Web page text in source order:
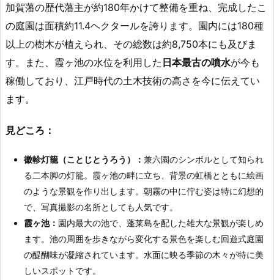
加賀藩の歴代藩主が約180年かけて整備を重ね、完成したこ
の庭園は面積約11.4ヘクタールを誇ります。園内には180種
以上の樹木が植えられ、その総数は約8,750本にも及びま
す。また、霞ヶ池の水位を利用した 日本最古の噴水が今も
稼働しており、江戸時代の土木技術の高さを今に伝えてい
ます。
見どころ：
徽軫灯籠（ことじとうろう）： 兼六園のシンボルとして知られ
る二本脚の灯籠。霞ヶ池の畔に立ち、背景の虹橋とともに絵画
のような景観を作り出します。朝霧の中に佇む姿は特に幻想的
で、写真撮影の名所としても人気です。
霞ヶ池： 園内最大の池で、蓬莱島を配した雄大な景観が楽しめ
ます。池の周囲を歩きながら変化する景色を楽しむ回遊式庭園
の醍醐味が凝縮されています。水面に映る季節の木々が特に美
しいスポットです。